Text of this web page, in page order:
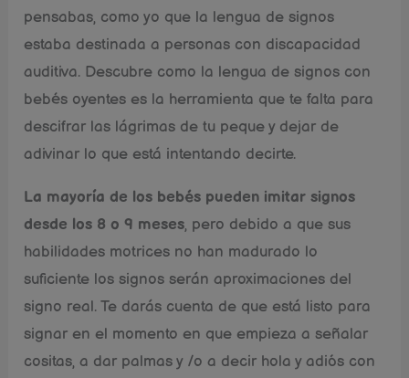
pensabas, como yo que la lengua de signos
estaba destinada a personas con discapacidad
auditiva. Descubre como la lengua de signos con
bebés oyentes es la herramienta que te falta para
descifrar las lágrimas de tu peque y dejar de
adivinar lo que está intentando decirte.
La mayoría de los bebés pueden imitar signos
desde los 8 o 9 meses, pero debido a que sus
habilidades motrices no han madurado lo
suficiente los signos serán aproximaciones del
signo real. Te darás cuenta de que está listo para
signar en el momento en que empieza a señalar
cositas, a dar palmas y /o a decir hola y adiós con